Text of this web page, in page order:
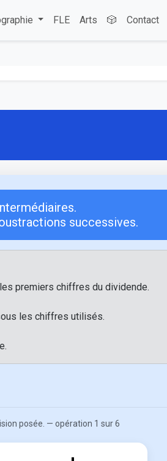
FLE Arts 🎲 Contact
successives.
premiers chiffres du dividende.
les chiffres utilisés.
posée. — opération 1 sur 6